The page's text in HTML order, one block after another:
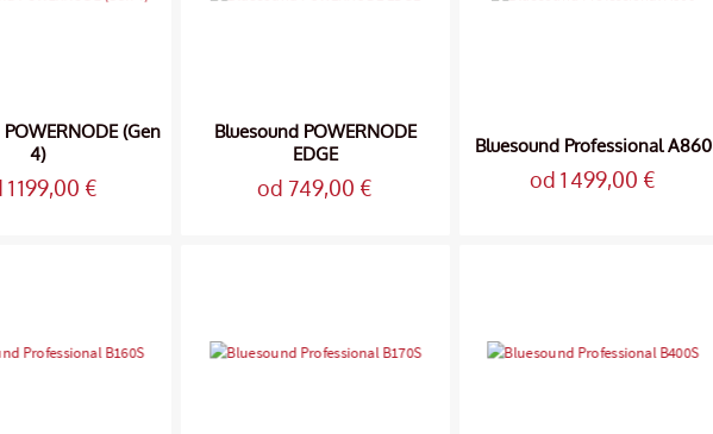
(Gen
4)
199,00 €
Bluesound POWERNODE
EDGE
od 749,00 €
Bluesound Professional A860
od 1 499,00 €